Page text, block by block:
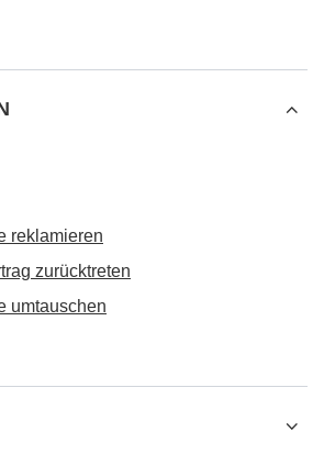
reklamieren
zurücktreten
umtauschen